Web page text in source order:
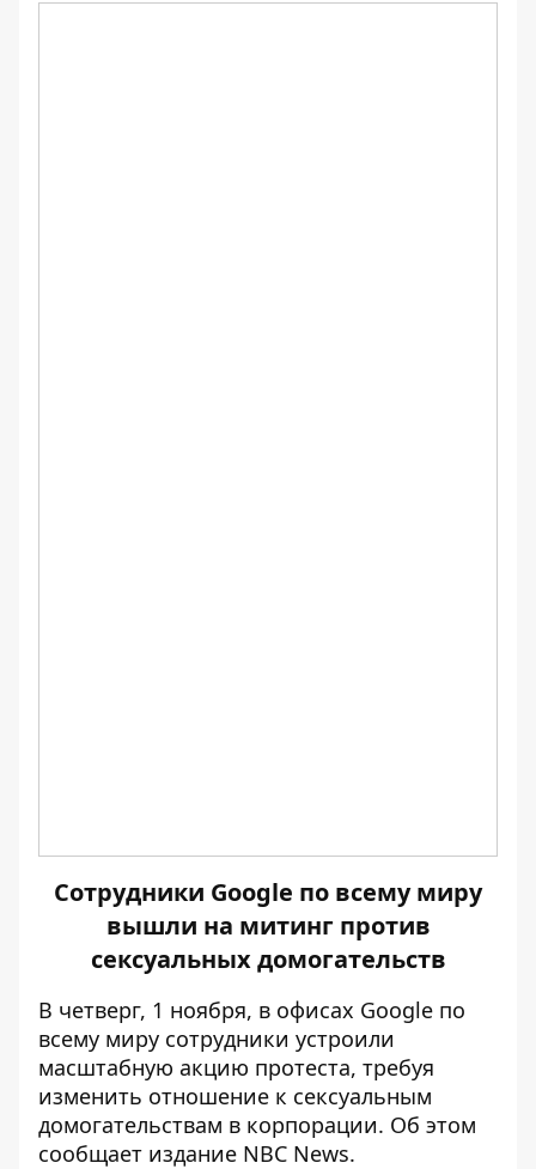
Сотрудники Google по всему миру
вышли на митинг против
сексуальных домогательств
В четверг, 1 ноября, в офисах Google по
всему миру сотрудники устроили
масштабную акцию протеста, требуя
изменить отношение к сексуальным
домогательствам в корпорации. Об этом
сообщает издание NBC News.